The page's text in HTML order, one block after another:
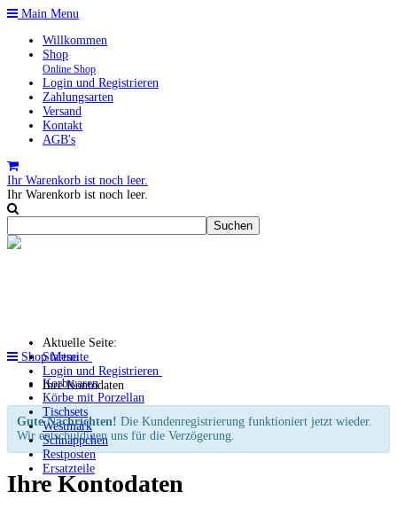
Main Menu
Willkommen
Shop
Online Shop
Login und Registrieren
Zahlungsarten
Versand
Kontakt
AGB's
Ihr Warenkorb ist noch leer.
Ihr Warenkorb ist noch leer.
Shop Menu
Korbwaren
Körbe mit Porzellan
Tischsets
Westmark
Schnäppchen
Restposten
Ersatzteile
Aktuelle Seite:
Startseite
Login und Registrieren
Ihre Kontodaten
Gute Nachrichten! Die Kundenregistrierung funktioniert jetzt wieder.
Wir entschuldigen uns für die Verzögerung.
Ihre Kontodaten